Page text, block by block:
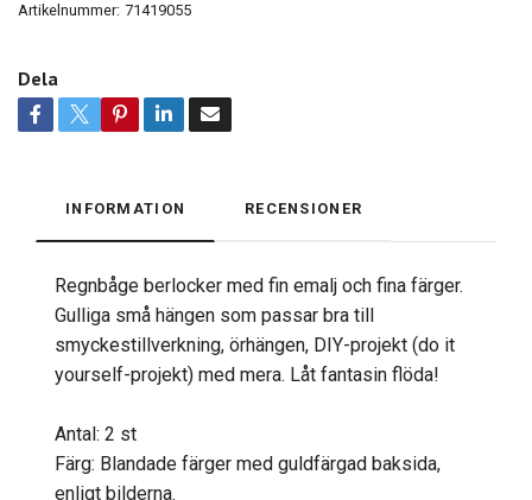
Artikelnummer: 71419055
Dela
INFORMATION RECENSIONER
Regnbåge berlocker med fin emalj och fina färger.
Gulliga små hängen som passar bra till
smyckestillverkning, örhängen, DIY-projekt (do it
yourself-projekt) med mera. Låt fantasin flöda!
Antal: 2 st
Färg: Blandade färger med guldfärgad baksida,
enligt bilderna.